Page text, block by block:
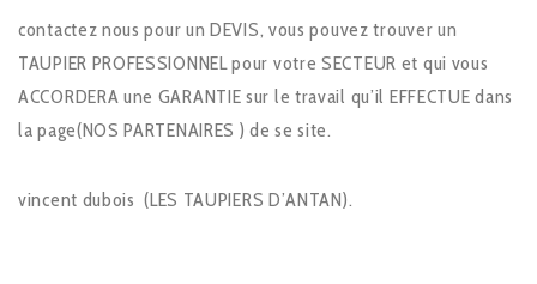
contactez nous pour un DEVIS, vous pouvez trouver un
TAUPIER PROFESSIONNEL pour votre SECTEUR et qui vous
ACCORDERA une GARANTIE sur le travail qu’il EFFECTUE dans
la page(NOS PARTENAIRES ) de se site.
vincent dubois (LES TAUPIERS D’ANTAN).